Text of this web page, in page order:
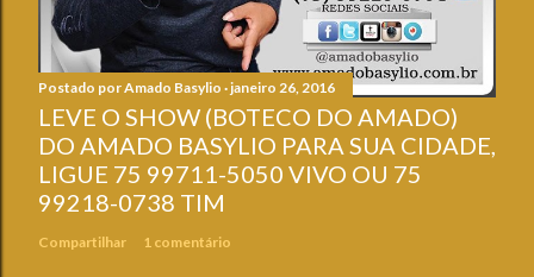
Postado porAmado Basylio janeiro 26, 2016
LEVE O SHOW (BOTECO DO AMADO)
DO AMADO BASYLIO PARA SUA CIDADE,
LIGUE 75 99711-5050 VIVO OU 75
99218-0738 TIM
Compartilhar 1 comentário